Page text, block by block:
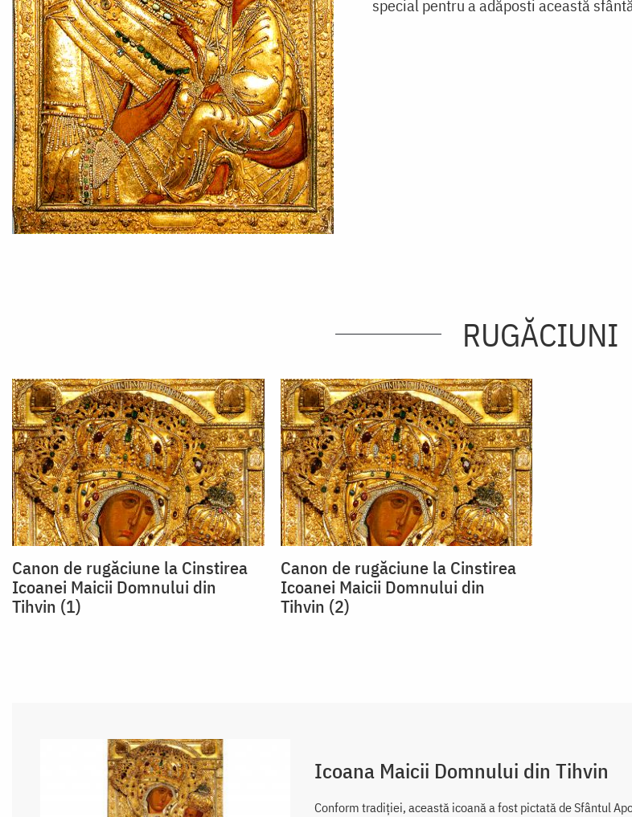
special pentru a adăposti această
RUGĂCIUNI
Canon de rugăciune la Cinstirea
Icoanei Maicii Domnului din
Tihvin (1)
Canon de rugăciune la Cinstirea
Icoanei Maicii Domnului din
Tihvin (2)
Icoana Maicii Domnului din Tihvin
Conform tradiției, această icoană a fost pictată de Sfântul